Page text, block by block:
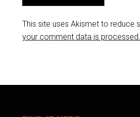
This site uses Akismet to reduce
your comment data is processed.